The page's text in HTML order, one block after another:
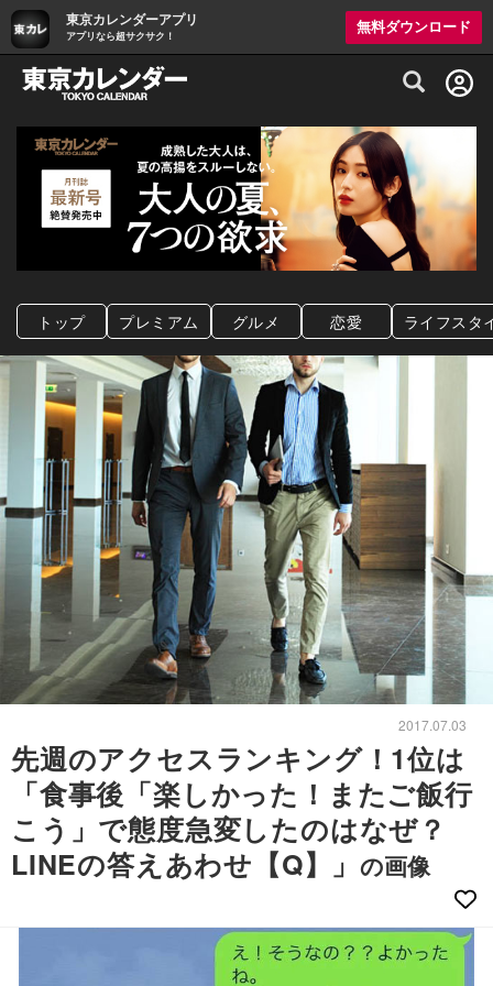
東京カレンダーアプリ
アプリなら超サクサク！
無料ダウンロード
グルメ情報・プレミアムレストラン予約
トップ プレミアム グルメ 恋愛 ライフスタ
2017.07.03
先週のアクセスランキング！1位は
「食事後「楽しかった！またご飯行
こう」で態度急変したのはなぜ？
LINEの答えあわせ【Q】」の画像